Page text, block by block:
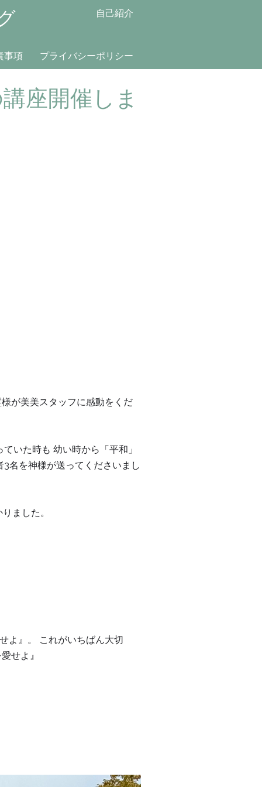
自己紹介
事項 プライバシーポリシー
座開催しま
が美美スタッフに感動をくだ
いた時も 幼い時から「平和」
名を神様が送ってくださいまし
ました。
よ』。 これがいちばん大切
せよ』